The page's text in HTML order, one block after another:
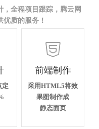
，全程项目跟踪，腾云网
质的服务！
定

前端制作
采用HTML5将效
果图制作成
静态面页